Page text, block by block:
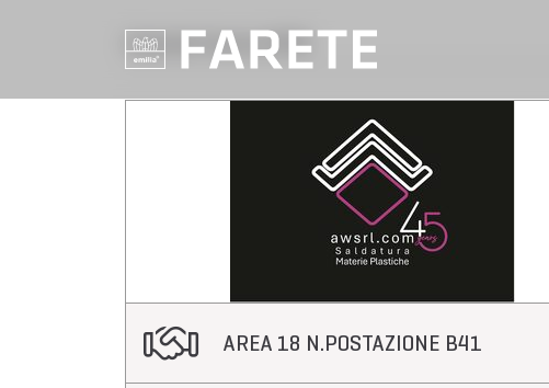
Aziende Farete 2025
AREA 18 N.POSTAZIONE B41